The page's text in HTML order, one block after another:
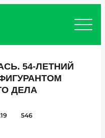
54-ЛЕТНИЙ
ДЕЛА
546